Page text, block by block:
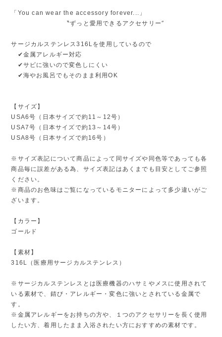
「You can wear the accessory forever...」
〝ずっと愛用できるアクセサリー″
サージカルステンレス316Lを使用しているので
✔金属アレルギー対応
✔サビに強いので変色しにくい
✔海やお風呂でもそのまま利用OK
【サイズ】
USA6号（日本サイズで約11～12号）
USA7号（日本サイズで約13～14号）
USA8号（日本サイズで約16号）
※サイズ表記について商品によって同サイズや同色等であっても各
商品毎に誤差がある為、サイズ表記はあくまでも目安としてご参照
ください。
※商品のお色味はご覧になっているモニターによって多少違いがご
ざいます。
【カラー】
ゴールド
【素材】
316L（医療用サージカルステンレス）
※サージカルステンレスとは医療機器のハサミやメスに使用されて
いる素材で、錆び・アレルギー・変色に強いとされている金属で
す。
※金属アレルギーをお持ちの方や、１つのアクセサリーを長く使用
したい方、着用したまま入浴されたい方におすすめの素材です。